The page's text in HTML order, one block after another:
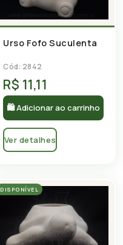
Urso Fofo Suculenta
Cód: 2842
R$ 11,11
🛍 Adicionar ao carrinho
Ver detalhes
DISPONÍVEL